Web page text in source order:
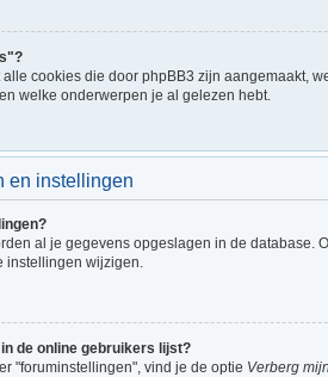
cookies die door phpBB3 zijn aangemaakt,
welke onderwerpen je al gelezen hebt.
en instellingen
al je gegevens opgeslagen in de database.
instellingen wijzigen.
de online gebruikers lijst?
"foruminstellingen", vind je de optie Verberg